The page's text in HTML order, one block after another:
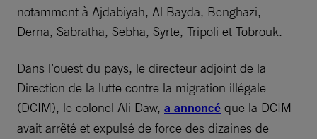
notamment à Ajdabiyah, Al Bayda, Benghazi,
Derna, Sabratha, Sebha, Syrte, Tripoli et Tobrouk.
Dans l’ouest du pays, le directeur adjoint de la
Direction de la lutte contre la migration illégale
(DCIM), le colonel Ali Daw, a annoncé que la DCIM
avait arrêté et expulsé de force des dizaines de